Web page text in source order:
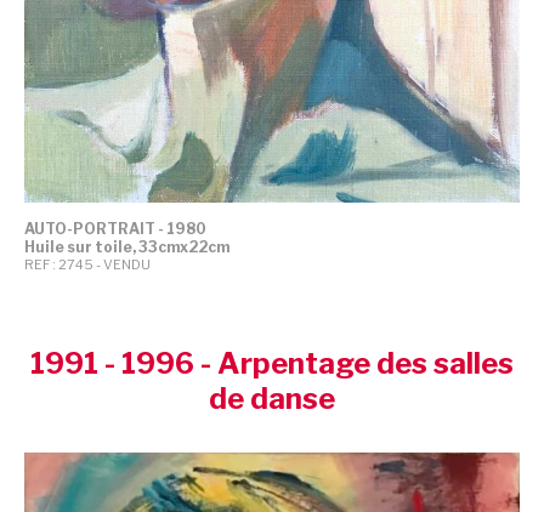
AUTO-PORTRAIT - 1980
Huile sur toile, 33cmx22cm
REF : 2745 - VENDU
1991 - 1996 - Arpentage des salles
de danse